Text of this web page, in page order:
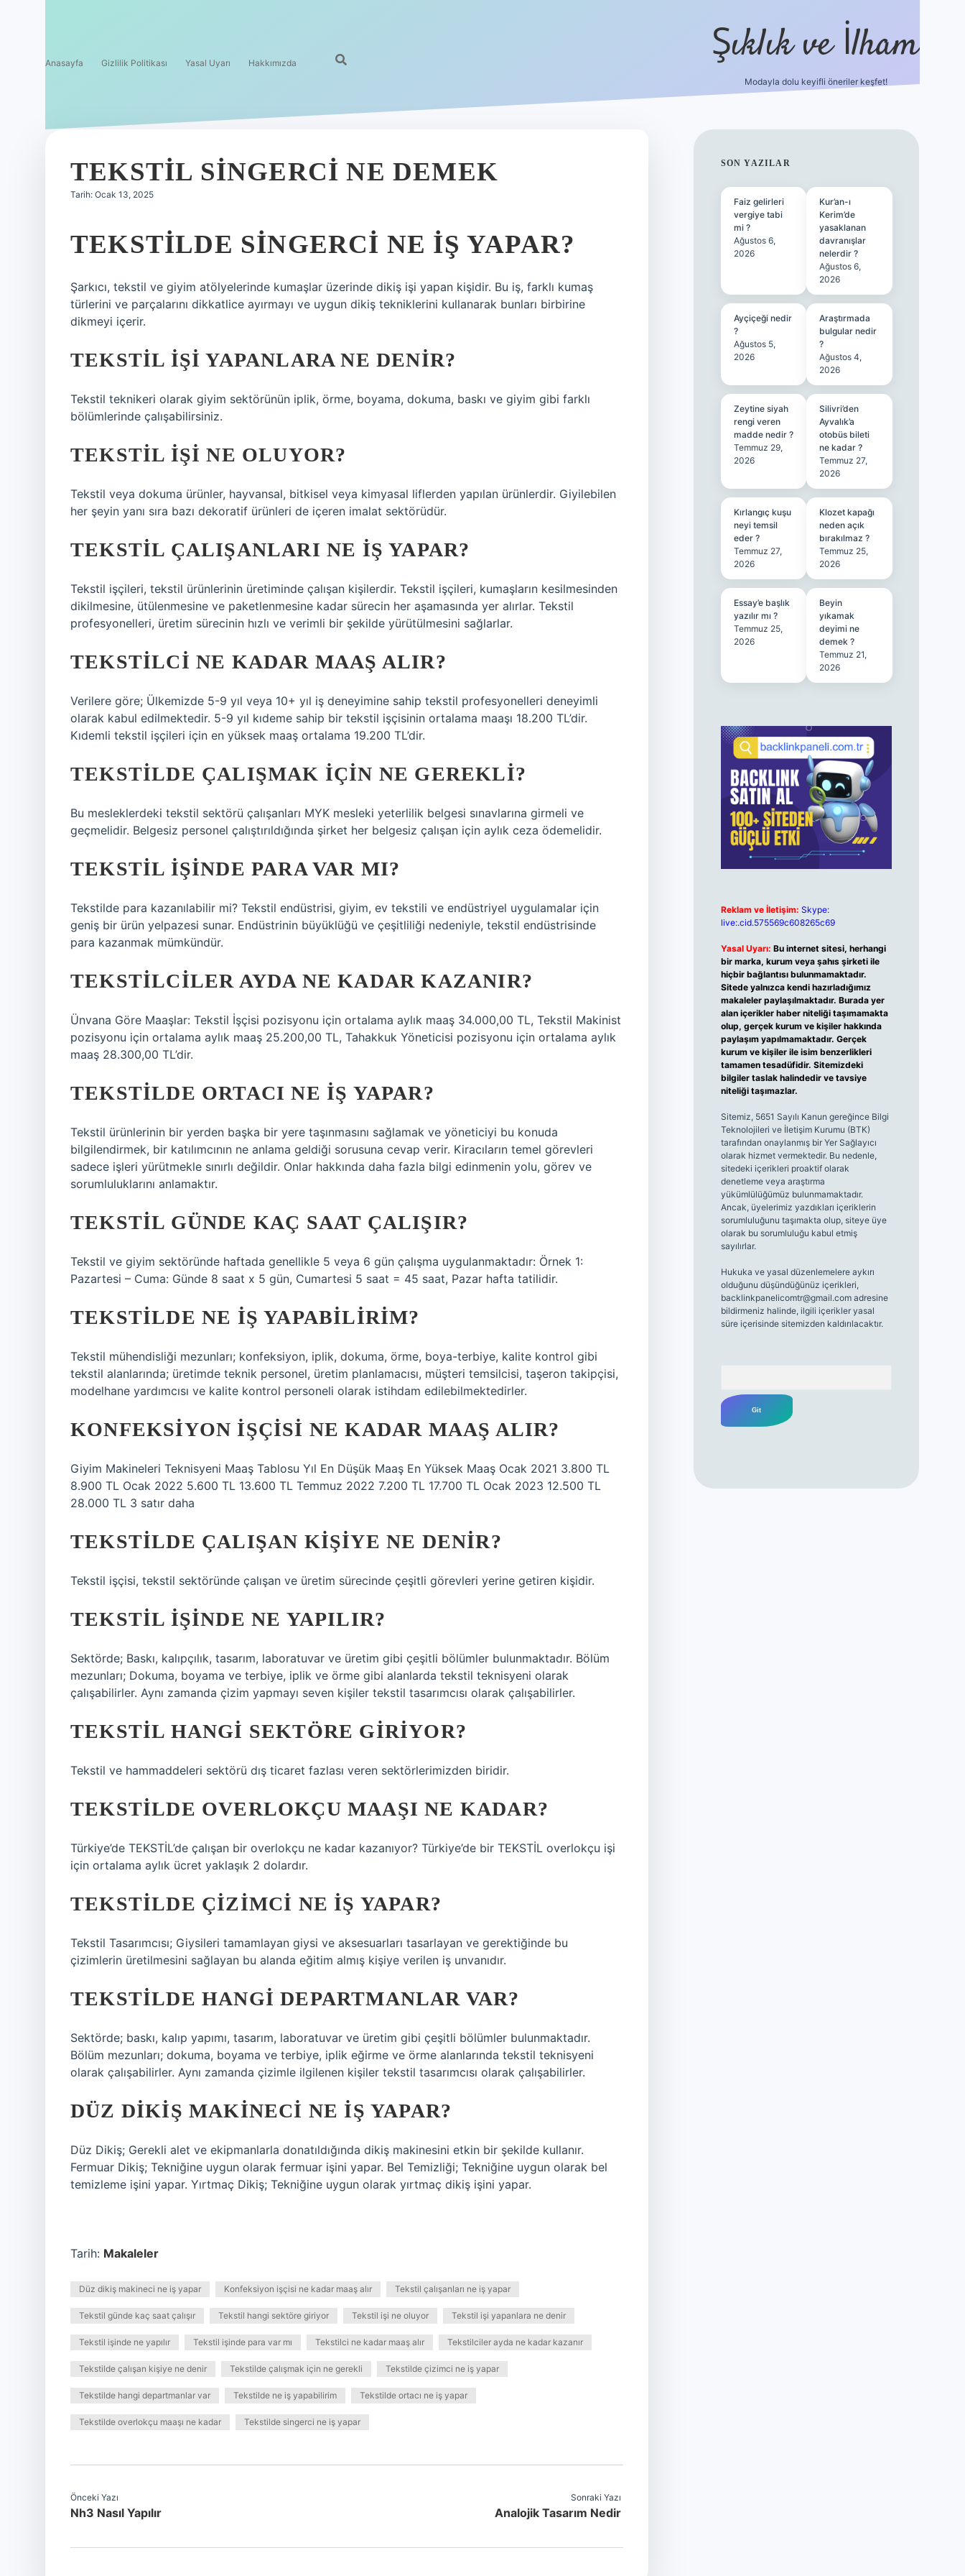
Anasayfa Gizlilik Politikası Yasal Uyarı Hakkımızda Şıklık ve İlham
Modayla dolu keyifli öneriler keşfet!
TEKSTIL SINGERCI NE DEMEK
Tarih: Ocak 13, 2025
TEKSTILDE SINGERCI NE IŞ YAPAR?
Şarkıcı, tekstil ve giyim atölyelerinde kumaşlar üzerinde dikiş işi yapan kişidir. Bu iş, farklı kumaş
türlerini ve parçalarını dikkatlice ayırmayı ve uygun dikiş tekniklerini kullanarak bunları birbirine
dikmeyi içerir.
TEKSTIL IŞI YAPANLARA NE DENIR?
Tekstil teknikeri olarak giyim sektörünün iplik, örme, boyama, dokuma, baskı ve giyim gibi farklı
bölümlerinde çalışabilirsiniz.
TEKSTIL IŞI NE OLUYOR?
Tekstil veya dokuma ürünler, hayvansal, bitkisel veya kimyasal liflerden yapılan ürünlerdir. Giyilebilen
her şeyin yanı sıra bazı dekoratif ürünleri de içeren imalat sektörüdür.
TEKSTIL ÇALIŞANLARI NE IŞ YAPAR?
Tekstil işçileri, tekstil ürünlerinin üretiminde çalışan kişilerdir. Tekstil işçileri, kumaşların kesilmesinden
dikilmesine, ütülenmesine ve paketlenmesine kadar sürecin her aşamasında yer alırlar. Tekstil
profesyonelleri, üretim sürecinin hızlı ve verimli bir şekilde yürütülmesini sağlarlar.
TEKSTILCI NE KADAR MAAŞ ALIR?
Verilere göre; Ülkemizde 5-9 yıl veya 10+ yıl iş deneyimine sahip tekstil profesyonelleri deneyimli
olarak kabul edilmektedir. 5-9 yıl kıdeme sahip bir tekstil işçisinin ortalama maaşı 18.200 TL’dir.
Kıdemli tekstil işçileri için en yüksek maaş ortalama 19.200 TL’dir.
TEKSTILDE ÇALIŞMAK IÇIN NE GEREKLI?
Bu mesleklerdeki tekstil sektörü çalışanları MYK mesleki yeterlilik belgesi sınavlarına girmeli ve
geçmelidir. Belgesiz personel çalıştırıldığında şirket her belgesiz çalışan için aylık ceza ödemelidir.
TEKSTIL IŞINDE PARA VAR MI?
Tekstilde para kazanılabilir mi? Tekstil endüstrisi, giyim, ev tekstili ve endüstriyel uygulamalar için
geniş bir ürün yelpazesi sunar. Endüstrinin büyüklüğü ve çeşitliliği nedeniyle, tekstil endüstrisinde
para kazanmak mümkündür.
TEKSTILCILER AYDA NE KADAR KAZANIR?
Ünvana Göre Maaşlar: Tekstil İşçisi pozisyonu için ortalama aylık maaş 34.000,00 TL, Tekstil Makinist
pozisyonu için ortalama aylık maaş 25.200,00 TL, Tahakkuk Yöneticisi pozisyonu için ortalama aylık
maaş 28.300,00 TL’dir.
TEKSTILDE ORTACI NE IŞ YAPAR?
Tekstil ürünlerinin bir yerden başka bir yere taşınmasını sağlamak ve yöneticiyi bu konuda
bilgilendirmek, bir katılımcının ne anlama geldiği sorusuna cevap verir. Kiracıların temel görevleri
sadece işleri yürütmekle sınırlı değildir. Onlar hakkında daha fazla bilgi edinmenin yolu, görev ve
sorumluluklarını anlamaktır.
TEKSTIL GÜNDE KAÇ SAAT ÇALIŞIR?
Tekstil ve giyim sektöründe haftada genellikle 5 veya 6 gün çalışma uygulanmaktadır: Örnek 1:
Pazartesi – Cuma: Günde 8 saat x 5 gün, Cumartesi 5 saat = 45 saat, Pazar hafta tatilidir.
TEKSTILDE NE IŞ YAPABILIRIM?
Tekstil mühendisliği mezunları; konfeksiyon, iplik, dokuma, örme, boya-terbiye, kalite kontrol gibi
tekstil alanlarında; üretimde teknik personel, üretim planlamacısı, müşteri temsilcisi, taşeron takipçisi,
modelhane yardımcısı ve kalite kontrol personeli olarak istihdam edilebilmektedirler.
KONFEKSIYON IŞÇISI NE KADAR MAAŞ ALIR?
Giyim Makineleri Teknisyeni Maaş Tablosu Yıl En Düşük Maaş En Yüksek Maaş Ocak 2021 3.800 TL
8.900 TL Ocak 2022 5.600 TL 13.600 TL Temmuz 2022 7.200 TL 17.700 TL Ocak 2023 12.500 TL
28.000 TL 3 satır daha
TEKSTILDE ÇALIŞAN KIŞIYE NE DENIR?
Tekstil işçisi, tekstil sektöründe çalışan ve üretim sürecinde çeşitli görevleri yerine getiren kişidir.
TEKSTIL IŞINDE NE YAPILIR?
Sektörde; Baskı, kalıpçılık, tasarım, laboratuvar ve üretim gibi çeşitli bölümler bulunmaktadır. Bölüm
mezunları; Dokuma, boyama ve terbiye, iplik ve örme gibi alanlarda tekstil teknisyeni olarak
çalışabilirler. Aynı zamanda çizim yapmayı seven kişiler tekstil tasarımcısı olarak çalışabilirler.
TEKSTIL HANGI SEKTÖRE GIRIYOR?
Tekstil ve hammaddeleri sektörü dış ticaret fazlası veren sektörlerimizden biridir.
TEKSTILDE OVERLOKÇU MAAŞI NE KADAR?
Türkiye’de TEKSTİL’de çalışan bir overlokçu ne kadar kazanıyor? Türkiye’de bir TEKSTİL overlokçu işi
için ortalama aylık ücret yaklaşık 2 dolardır.
TEKSTILDE ÇIZIMCI NE IŞ YAPAR?
Tekstil Tasarımcısı; Giysileri tamamlayan giysi ve aksesuarları tasarlayan ve gerektiğinde bu
çizimlerin üretilmesini sağlayan bu alanda eğitim almış kişiye verilen iş unvanıdır.
TEKSTILDE HANGI DEPARTMANLAR VAR?
Sektörde; baskı, kalıp yapımı, tasarım, laboratuvar ve üretim gibi çeşitli bölümler bulunmaktadır.
Bölüm mezunları; dokuma, boyama ve terbiye, iplik eğirme ve örme alanlarında tekstil teknisyeni
olarak çalışabilirler. Aynı zamanda çizimle ilgilenen kişiler tekstil tasarımcısı olarak çalışabilirler.
DÜZ DIKIŞ MAKINECI NE IŞ YAPAR?
Düz Dikiş; Gerekli alet ve ekipmanlarla donatıldığında dikiş makinesini etkin bir şekilde kullanır.
Fermuar Dikiş; Tekniğine uygun olarak fermuar işini yapar. Bel Temizliği; Tekniğine uygun olarak bel
temizleme işini yapar. Yırtmaç Dikiş; Tekniğine uygun olarak yırtmaç dikiş işini yapar.
Tarih: Makaleler
Düz dikiş makineci ne iş yapar Konfeksiyon işçisi ne kadar maaş alır Tekstil çalışanları ne iş yapar
Tekstil günde kaç saat çalışır Tekstil hangi sektöre giriyor Tekstil işi ne oluyor Tekstil işi yapanlara ne denir
Tekstil işinde ne yapılır Tekstil işinde para var mı Tekstilci ne kadar maaş alır Tekstilciler ayda ne kadar kazanır
Tekstilde çalışan kişiye ne denir Tekstilde çalışmak için ne gerekli Tekstilde çizimci ne iş yapar
Tekstilde hangi departmanlar var Tekstilde ne iş yapabilirim Tekstilde ortacı ne iş yapar
Tekstilde overlokçu maaşı ne kadar Tekstilde singerci ne iş yapar
Önceki Yazı
Nh3 Nasıl Yapılır
Sonraki Yazı
Analojik Tasarım Nedir
SIDEBAR
SON YAZILAR
Faiz gelirleri
vergiye tabi
mi ?
Ağustos 6,
2026
Kur’an-ı
Kerim’de
yasaklanan
davranışlar
nelerdir ?
Ağustos 6,
2026
Ayçiçeği nedir
?
Ağustos 5,
2026
Araştırmada
bulgular nedir
?
Ağustos 4,
2026
Zeytine siyah
rengi veren
madde nedir ?
Temmuz 29,
2026
Silivri’den
Ayvalık’a
otobüs bileti
ne kadar ?
Temmuz 27,
2026
Kırlangıç kuşu
neyi temsil
eder ?
Temmuz 27,
2026
Klozet kapağı
neden açık
bırakılmaz ?
Temmuz 25,
2026
Essay’e başlık
yazılır mı ?
Temmuz 25,
2026
Beyin
yıkamak
deyimi ne
demek ?
Temmuz 21,
2026
Reklam ve İletişim: Skype:
live:.cid.575569c608265c69
Yasal Uyarı: Bu internet sitesi, herhangi
bir marka, kurum veya şahıs şirketi ile
hiçbir bağlantısı bulunmamaktadır.
Sitede yalnızca kendi hazırladığımız
makaleler paylaşılmaktadır. Burada yer
alan içerikler haber niteliği taşımamakta
olup, gerçek kurum ve kişiler hakkında
paylaşım yapılmamaktadır. Gerçek
kurum ve kişiler ile isim benzerlikleri
tamamen tesadüfidir. Sitemizdeki
bilgiler taslak halindedir ve tavsiye
niteliği taşımazlar.
Sitemiz, 5651 Sayılı Kanun gereğince Bilgi
Teknolojileri ve İletişim Kurumu (BTK)
tarafından onaylanmış bir Yer Sağlayıcı
olarak hizmet vermektedir. Bu nedenle,
sitedeki içerikleri proaktif olarak
denetleme veya araştırma
yükümlülüğümüz bulunmamaktadır.
Ancak, üyelerimiz yazdıkları içeriklerin
sorumluluğunu taşımakta olup, siteye üye
olarak bu sorumluluğu kabul etmiş
sayılırlar.
Hukuka ve yasal düzenlemelere aykırı
olduğunu düşündüğünüz içerikleri,
backlinkpanelicomtr@gmail.comadresine
bildirmeniz halinde, ilgili içerikler yasal
süre içerisinde sitemizden kaldırılacaktır.
betexper yeni giriş